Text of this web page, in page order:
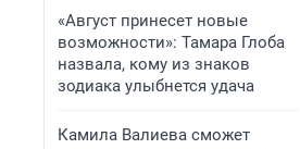
«Август принесет новые
возможности»: Тамара Глоба
назвала, кому из знаков
зодиака улыбнется удача
Камила Валиева сможет